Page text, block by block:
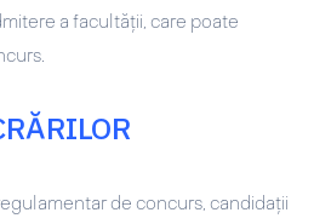
a facultăţii, care poate
de concurs, candidaţii